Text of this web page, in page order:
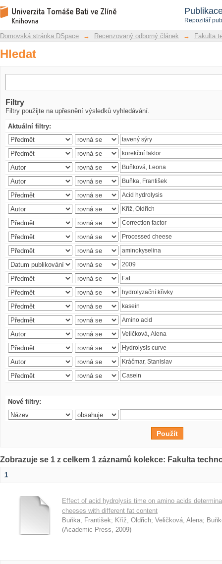
Repozitář
Hledat
Repozitář DSpace/Manakin
Domovská stránka DSpace → Recenzovaný odborný článek → Fakulta
Hledat
Filtry
Filtry použijte na upřesnění výsledků vyhledávání.
Aktuální filtry:
Nové filtry:
Zobrazuje se 1 z celkem 1 záznamů kolekce: Fakulta
1
Effect of acid hydrolysis time on amino acids
cheeses with different fat content
Buňka, František; Kříž, Oldřich; Veličková, Alena;
(Academic Press, 2009)